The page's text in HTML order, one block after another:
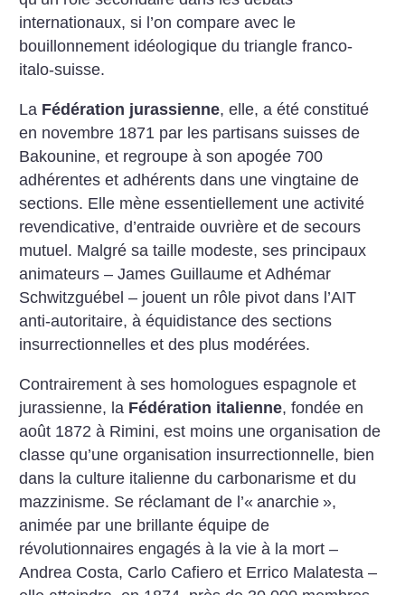
internationaux, si l’on compare avec le
bouillonnement idéologique du triangle franco-
italo-suisse.
La Fédération jurassienne, elle, a été constitué
en novembre 1871 par les partisans suisses de
Bakounine, et regroupe à son apogée 700
adhérentes et adhérents dans une vingtaine de
sections. Elle mène essentiellement une activité
revendicative, d’entraide ouvrière et de secours
mutuel. Malgré sa taille modeste, ses principaux
animateurs – James Guillaume et Adhémar
Schwitzguébel – jouent un rôle pivot dans l’AIT
anti-autoritaire, à équidistance des sections
insurrectionnelles et des plus modérées.
Contrairement à ses homologues espagnole et
jurassienne, la Fédération italienne, fondée en
août 1872 à Rimini, est moins une organisation de
classe qu’une organisation insurrectionnelle, bien
dans la culture italienne du carbonarisme et du
mazzinisme. Se réclamant de l’« anarchie »,
animée par une brillante équipe de
révolutionnaires engagés à la vie à la mort –
Andrea Costa, Carlo Cafiero et Errico Malatesta –